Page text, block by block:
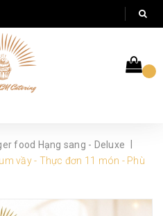
food Hạng sang - Deluxe
vầy - Thực đơn 11 món - Phù